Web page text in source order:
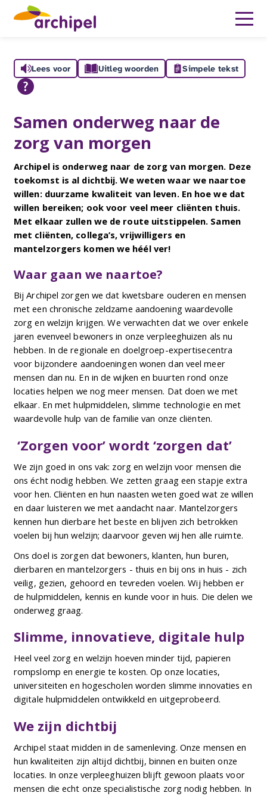
Lees voor Uitleg woorden Simpele tekst
Samen onderweg naar de
zorg van morgen
​Archipel is onderweg naar de zorg van morgen. Deze
toekomst is al dichtbij. We weten waar we naartoe
willen: duurzame kwaliteit van leven. En hoe we dat
willen bereiken; ook voor veel meer cliënten thuis.
Met elkaar zullen we de route uitstippelen. Samen
met cliënten, collega’s, vrijwilligers en
mantelzorgers komen we héél ver!
Waar gaan we naartoe?
Bij Archipel zorgen we dat kwetsbare ouderen en mensen
met een chronische zeldzame aandoening waardevolle
zorg en welzijn krijgen. We verwachten dat we over enkele
jaren evenveel bewoners in onze verpleeghuizen als nu
hebben. In de regionale en doelgroep-expertisecentra
voor bijzondere aandoeningen wonen dan veel meer
mensen dan nu. En in de wijken en buurten rond onze
locaties helpen we nog meer mensen. Dat doen we met
elkaar. En met hulpmiddelen, slimme technologie en met
waardevolle hulp van de familie van onze cliënten.
‘Zorgen voor’ wordt ‘zorgen dat’
We zijn goed in ons vak: zorg en welzijn voor mensen die
ons écht nodig hebben. We zetten graag een stapje extra
voor hen. Cliënten en hun naasten weten goed wat ze willen
en daar luisteren we met aandacht naar. Mantelzorgers
kennen hun dierbare het beste en blijven zich betrokken
voelen bij hun welzijn; daarvoor geven wij hen alle ruimte.
Ons doel is zorgen dat bewoners, klanten, hun buren,
dierbaren en mantelzorgers - thuis en bij ons in huis - zich
veilig, gezien, gehoord en tevreden voelen. Wij hebben er
de hulpmiddelen, kennis en kunde voor in huis. Die delen we
onderweg graag.
Slimme, innovatieve, digitale hulp
Heel veel zorg en welzijn hoeven minder tijd, papieren
rompslomp en energie te kosten. Op onze locaties,
universiteiten en hogescholen worden slimme innovaties en
digitale hulpmiddelen ontwikkeld en uitgeprobeerd.
We zijn dichtbij
Archipel staat midden in de samenleving. Onze mensen en
hun kwaliteiten zijn altijd dichtbij, binnen en buiten onze
locaties. In onze verpleeghuizen blijft gewoon plaats voor
mensen die echt onze specialistische zorg nodig hebben. In